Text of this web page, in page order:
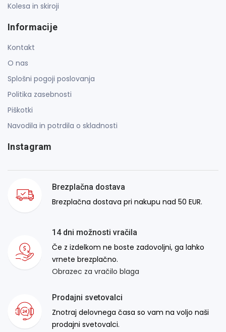
Kolesa in skiroji
Informacije
Kontakt
O nas
Splošni pogoji poslovanja
Politika zasebnosti
Piškotki
Navodila in potrdila o skladnosti
Instagram
Brezplačna dostava
Brezplačna dostava pri nakupu nad 50 EUR.
14 dni možnosti vračila
Če z izdelkom ne boste zadovoljni, ga lahko
vrnete brezplačno.
Obrazec za vračilo blaga
Prodajni svetovalci
Znotraj delovnega časa so vam na voljo naši
prodajni svetovalci.